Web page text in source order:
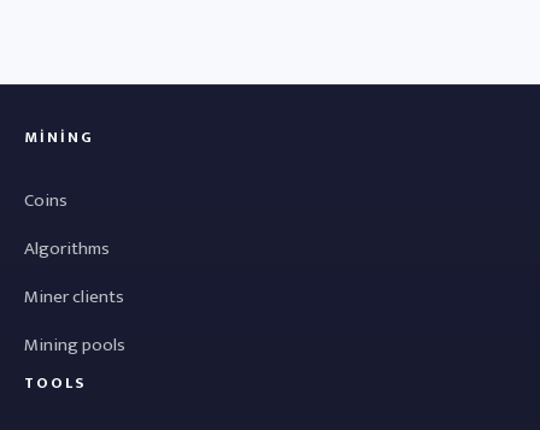
MINING
Coins
Algorithms
Miner clients
Mining pools
TOOLS